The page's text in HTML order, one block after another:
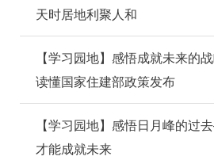
天时居地利聚人和
【学习园地】感悟成就未来
读懂国家住建部政策发布
【学习园地】感悟日月峰的
才能成就未来